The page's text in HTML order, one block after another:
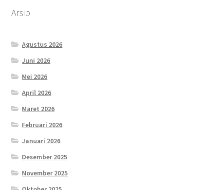
Arsip
Agustus 2026
Juni 2026
Mei 2026
April 2026
Maret 2026
Februari 2026
Januari 2026
Desember 2025
November 2025